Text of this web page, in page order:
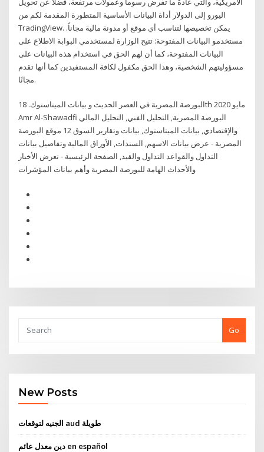
اليورو إلى الدولار أداة البيانات الأساسية المتطورة المقدمة لكم من
TradingView. يمكن تخصيصها لتناسب أي موقع أو مدونة مالية مجاناً.
مستخدمو البيانات المفتوحة: تتيح الوزارة لمستخدمي البوابة الاطلاع على
البيانات المفتوحة، كما أن لهم الحق في استخدام هذه البيانات على
مسؤوليتهم الشخصية، وهذا الحق مكفول لكافة المستفيدين كما أنها تقدم
مجانًا.
البورصة المصرية في العصر الحديث و بيانات الميتاستوك. 18th مايو 2020
Amr Al-Shawadfi البورصة المصرية, التحليل الفني, التحليل المالي
والإقتصادي, بيانات الميتاستوك, بيانات وتقارير السوق 12 موقع البورصة
المصرية - عرض بيانات الاسهم, السندات, الأوراق المالية وتفاصيل بيانات
التداول والقواعد التداول والقيد, الصفحة الرئيسية - تعرض الأخبار
والأحداث الهامة للبورصة المصرية وأهم بيانات المؤشرات
Go
New Posts
الجنيه لتوقعات aud طويلة
دين معدل عائم en español